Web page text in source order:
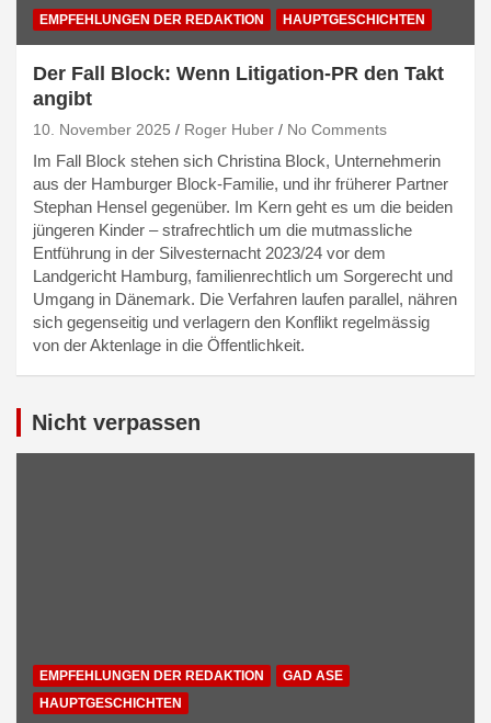
EMPFEHLUNGEN DER REDAKTION HAUPTGESCHICHTEN
Der Fall Block: Wenn Litigation-PR den Takt
angibt
10. November 2025 Roger Huber No Comments
Im Fall Block stehen sich Christina Block, Unternehmerin
aus der Hamburger Block-Familie, und ihr früherer Partner
Stephan Hensel gegenüber. Im Kern geht es um die beiden
jüngeren Kinder – strafrechtlich um die mutmassliche
Entführung in der Silvesternacht 2023/24 vor dem
Landgericht Hamburg, familienrechtlich um Sorgerecht und
Umgang in Dänemark. Die Verfahren laufen parallel, nähren
sich gegenseitig und verlagern den Konflikt regelmässig
von der Aktenlage in die Öffentlichkeit.
Nicht verpassen
EMPFEHLUNGEN DER REDAKTION
GAD ASE
HAUPTGESCHICHTEN